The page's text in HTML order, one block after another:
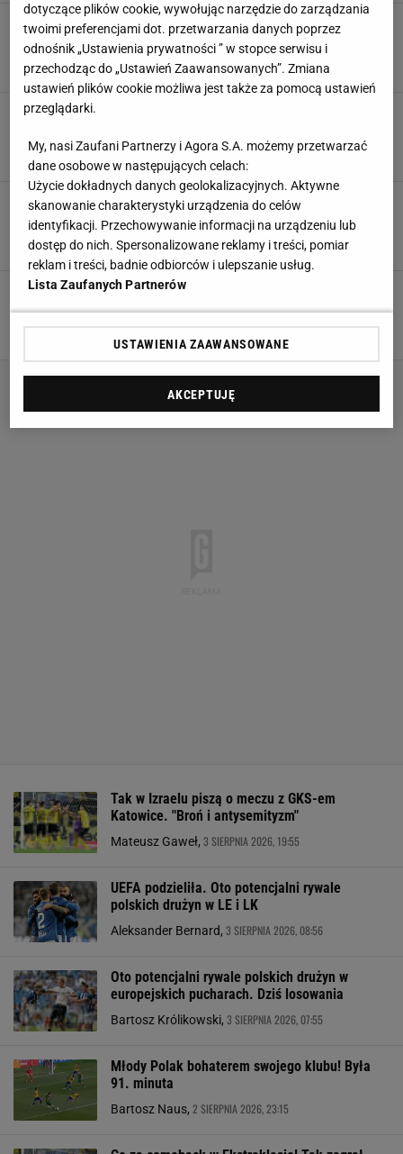
Wieści nadeszły tuż przed meczem GKS-u.
UEFA ukarała Izraelczyków
Paweł Matys,5 SIERPNIA 2026, 19:30
Mateusz Gaweł, 5 SIERPNIA 2026, 19:12
Tyrada Bońka po meczach w Europie.
"Największy błąd polskiej piłki"
Aleksander Bernard,4 SIERPNIA 2026, 09:20
Świetne wieści dla polskich kibiców. Oficjalnie
ogłosili ws. meczów LE
Tak w Izraelu piszą o meczu z GKS-em
Katowice. "Broń i antysemityzm"
Mateusz Gaweł, 3 SIERPNIA 2026, 19:55
UEFA podzieliła. Oto potencjalni rywale
polskich drużyn w LE i LK
Aleksander Bernard, 3 SIERPNIA 2026, 08:56
Oto potencjalni rywale polskich drużyn w
europejskich pucharach. Dziś losowania
Bartosz Królikowski, 3 SIERPNIA 2026, 07:55
Młody Polak bohaterem swojego klubu! Była
91. minuta
Bartosz Naus, 2 SIERPNIA 2026, 23:15
dotyczące plików cookie, wywołując narzędzie do zarządzania
twoimi preferencjami dot. przetwarzania danych poprzez
odnośnik „Ustawienia prywatności ” w stopce serwisu i
przechodząc do „Ustawień Zaawansowanych”. Zmiana
ustawień plików cookie możliwa jest także za pomocą ustawień
przeglądarki.
My, nasi Zaufani Partnerzy i Agora S.A. możemy przetwarzać
dane osobowe w następujących celach:
Użycie dokładnych danych geolokalizacyjnych. Aktywne
skanowanie charakterystyki urządzenia do celów
identyfikacji. Przechowywanie informacji na urządzeniu lub
dostęp do nich. Spersonalizowane reklamy i treści, pomiar
reklam i treści, badnie odbiorców i ulepszanie usług.
Lista Zaufanych Partnerów
USTAWIENIA ZAAWANSOWANE
AKCEPTUJĘ